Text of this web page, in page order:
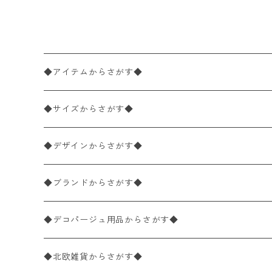
◆アイテムからさがす◆
ペーパーナプキン2枚バラ売り
ペーパーナプキン1枚バラ売り
ペーパーナプキン20枚入りパック
ペーパーナプキン10枚入りパック
ライスペーパー
◆サイズからさがす◆
33×33cm（ランチサイズ）
バラ売り
パック売り
25×25cm（カクテルサイズ）
バラ売り
パック売り
40×40cm（ディナーサイズ）
バラ売り
21×21cm（ポケットサイズ）
◆デザインからさがす◆
花柄
植物・グリーン柄
動物・鳥・昆虫・蝶柄
◆ブランドからさがす◆
ドイツ製 IHR/イア
ランチサイズ
ドイツ製 Ambiente/アンビエンテ
◆デコパージュ用品からさがす◆
デコパージュ液
◆北欧雑貨からさがす◆